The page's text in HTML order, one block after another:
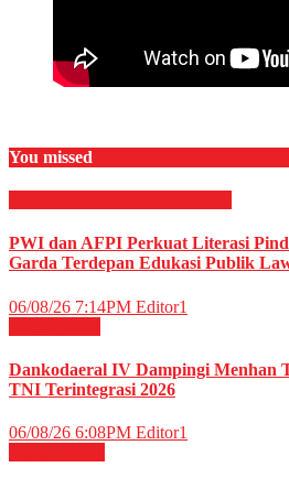
You missed
PWI dan AFPI Perkuat Literasi
Garda Terdepan Edukasi Publik
06/08/26 7:14PM Editor1
Dankodaeral IV Dampingi Menhan
TNI Terintegrasi 2026
06/08/26 6:08PM Editor1